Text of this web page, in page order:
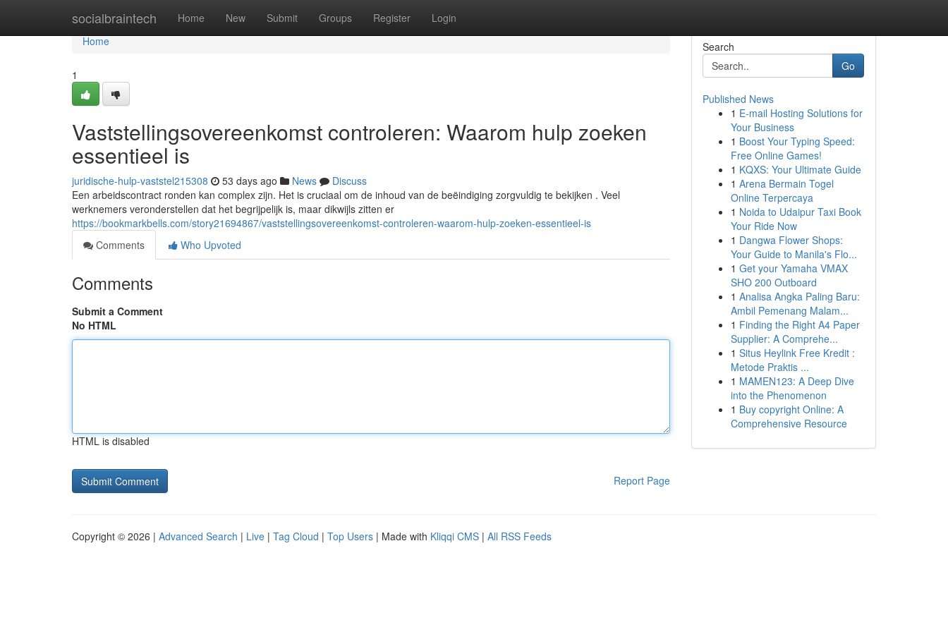
socialbraintech Home New Submit Groups Register Login
Home
Home
1
Vaststellingsovereenkomst controleren: Waarom hulp zoeken
essentieel is
juridische-hulp-vaststel215308 53 days ago News
Discuss
Een arbeidscontract ronden kan complex zijn. Het is cruciaal om de inhoud van de beëindiging zorgvuldig te bekijken . Veel
werknemers veronderstellen dat het begrijpelijk is, maar dikwijls zitten er
https://bookmarkbells.com/story21694867/vaststellingsovereenkomst-controleren-waarom-hulp-zoeken-essentieel-is
Comments
Who Upvoted
Comments
Submit a Comment
No HTML
HTML is disabled
Report Page
Search
Go
Published News
1 E-mail Hosting Solutions for
Your Business
1 Boost Your Typing Speed:
Free Online Games!
1 KQXS: Your Ultimate Guide
1 Arena Bermain Togel
Online Terpercaya
1 Noida to Udaipur Taxi Book
Your Ride Now
1 Dangwa Flower Shops:
Your Guide to Manila's Flo...
1 Get your Yamaha VMAX
SHO 200 Outboard
1 Analisa Angka Paling Baru:
Ambil Pemenang Malam...
1 Finding the Right A4 Paper
Supplier: A Comprehe...
1 Situs Heylink Free Kredit :
Metode Praktis ...
1 MAMEN123: A Deep Dive
into the Phenomenon
1 Buy copyright Online: A
Comprehensive Resource
Copyright © 2026 | Advanced Search | Live | Tag Cloud | Top Users | Made with Kliqqi CMS | All RSS Feeds